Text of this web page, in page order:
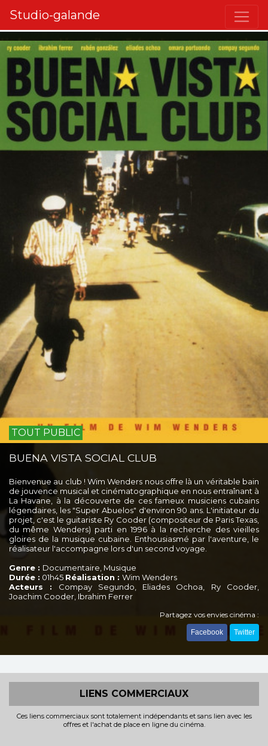
Studio-galande
TOUT PUBLIC
BUENA VISTA SOCIAL CLUB
Bienvenue au club ! Wim Wenders nous offre là un véritable bain
de jouvence musical et cinématographique en nous entraînant à
La Havane, à la découverte de ces fameux musiciens cubains
légendaires, les "Super Abuelos" d'environ 90 ans. L'initiateur du
projet, c'est le guitariste Ry Cooder (compositeur de Paris Texas,
du même Wenders) parti en 1996 à la recherche des vieilles
gloires de la musique cubaine. Enthousiasmé par l'aventure, le
réalisateur l'accompagne lors d'un second voyage.
Genre : Documentaire, Musique
Durée : 01h45 Réalisation : Wim Wenders
Acteurs : Compay Segundo, Eliades Ochoa, Ry Cooder,
Joachim Cooder, Ibrahim Ferrer
Partagez vos envies cinéma :
Facebook Twitter
LIENS COMMERCIAUX
Ces liens commerciaux sont totalement indépendants et sans lien avec les
offres et l'achat de place en ligne du cinéma.